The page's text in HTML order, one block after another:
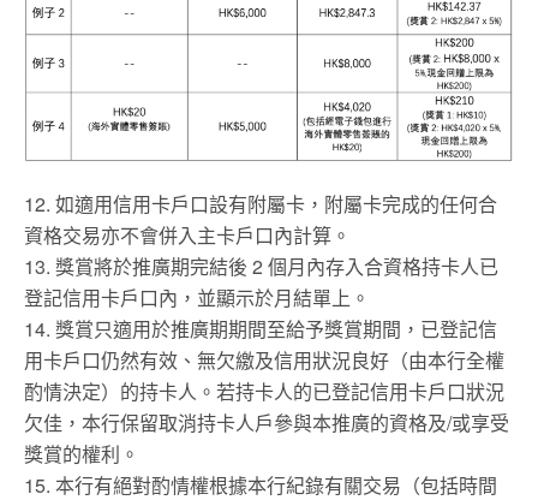
12. 如適用信用卡戶口設有附屬卡，附屬卡完成的任何合
資格交易亦不會併入主卡戶口內計算。
13. 獎賞將於推廣期完結後 2 個月內存入合資格持卡人已
登記信用卡戶口內，並顯示於月結單上。
14. 獎賞只適用於推廣期期間至給予獎賞期間，已登記信
用卡戶口仍然有效、無欠繳及信用狀況良好（由本行全權
酌情決定）的持卡人。若持卡人的已登記信用卡戶口狀況
欠佳，本行保留取消持卡人戶參與本推廣的資格及/或享受
獎賞的權利。
15. 本行有絕對酌情權根據本行紀錄有關交易（包括時間